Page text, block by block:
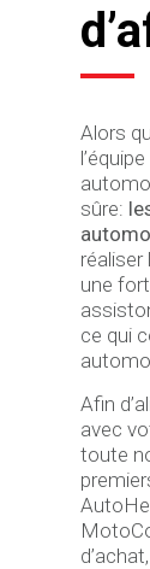
Alors
sûre:
réaliser
une
ce qui
Afin
avec
toute